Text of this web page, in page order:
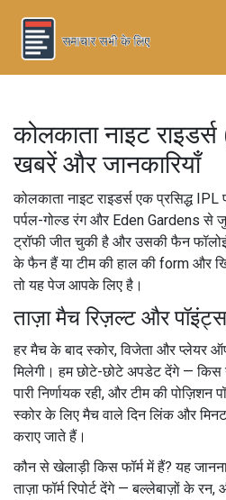
कोलकाता नाइट
खबरें और जानकारियाँ
कोलकाता नाइट राइडर्स एक प्रसिद्ध
पर्पल-गोल्ड रंग और Eden Gardens से
ट्रॉफी जीत चुकी है और उसकी फैन
के फैन हैं या टीम की हाल की form और
तो यह पेज आपके लिए है।
ताज़ा मैच रिज़ल्ट और
हर मैच के बाद स्कोर, विजेता और प्लेयर
मिलेगी। हम छोटे-छोटे अपडेट देंगे — किस
पारी निर्णायक रही, और टीम की
स्कोर के लिए मैच वाले दिन लिंक और
कराए जाते हैं।
कौन से खेलाड़‍ी किस फॉर्म में हैं? यह
ताज़ा फॉर्म रिपोर्ट देंगे — बल्लेबाज़ों के